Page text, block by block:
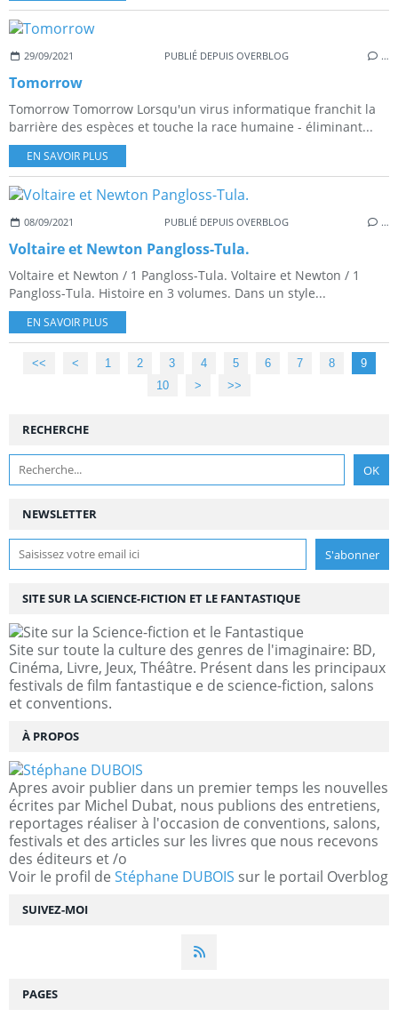
29/09/2021 PUBLIÉ DEPUIS OVERBLOG …
Tomorrow
Tomorrow Tomorrow Lorsqu'un virus informatique franchit la
barrière des espèces et touche la race humaine - éliminant...
EN SAVOIR PLUS
08/09/2021 PUBLIÉ DEPUIS OVERBLOG …
Voltaire et Newton Pangloss-Tula.
Voltaire et Newton / 1 Pangloss-Tula. Voltaire et Newton / 1
Pangloss-Tula. Histoire en 3 volumes. Dans un style...
EN SAVOIR PLUS
<< < 1 2 3 4 5 6 7 8
9
10
20
30
40
50
> >>
NEWSLETTER
SUIVEZ-MOI
RECHERCHE
SITE SUR LA SCIENCE-FICTION ET LE FANTASTIQUE
Site sur toute la culture des genres de l'imaginaire: BD,
Cinéma, Livre, Jeux, Théâtre. Présent dans les principaux
festivals de film fantastique e de science-fiction, salons
et conventions.
À PROPOS
Apres avoir publier dans un premier temps les nouvelles
écrites par Michel Dubat, nous publions des entretiens,
reportages réaliser à l'occasion de conventions, salons,
festivals et des articles sur les livres que nous recevons
des éditeurs et /o
Voir le profil de Stéphane DUBOIS sur le portail Overblog
PAGES